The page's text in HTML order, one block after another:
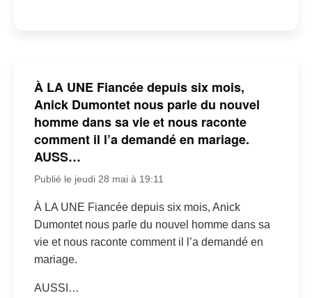
À LA UNE Fiancée depuis six mois,
Anick Dumontet nous parle du nouvel
homme dans sa vie et nous raconte
comment il l’a demandé en mariage.
AUSS…
Publié le jeudi 28 mai à 19:11
À LA UNE Fiancée depuis six mois, Anick
Dumontet nous parle du nouvel homme dans sa
vie et nous raconte comment il l’a demandé en
mariage.
AUSSI…